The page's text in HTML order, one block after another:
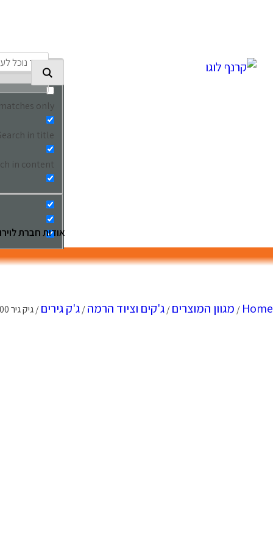
only
in title
in content
אודות חברת
Home
/ מגוון המוצרים/ג'קים וציוד הרמה/ג'ק גירים/ גיק גיר 500 ק"ג KARNAF-מבית לוירון